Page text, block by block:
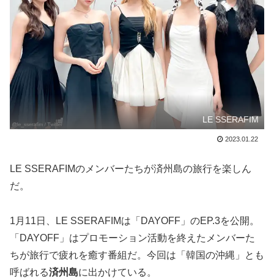
LE SSERAFIM
2023.01.22
LE SSERAFIMのメンバーたちが済州島の旅行を楽しん
だ。
1月11日、LE SSERAFIMは「DAYOFF」のEP.3を公開。
「DAYOFF」はプロモーション活動を終えたメンバーた
ちが旅行で疲れを癒す番組だ。今回は「韓国の沖縄」とも
呼ばれる済州島に出かけている。